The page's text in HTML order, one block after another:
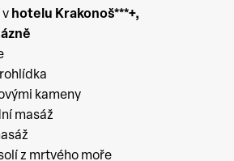
v hotelu Krakonoš***+,
kameny
masáž
z mrtvého moře